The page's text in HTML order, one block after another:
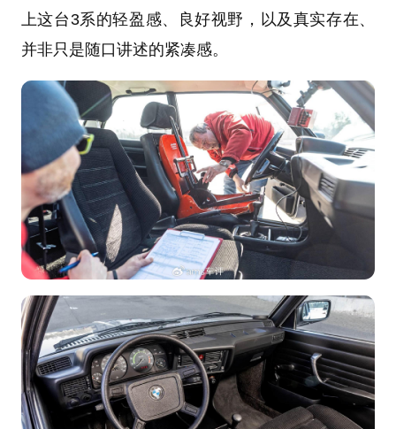
上这台3系的轻盈感、良好视野，以及真实存在、
并非只是随口讲述的紧凑感。